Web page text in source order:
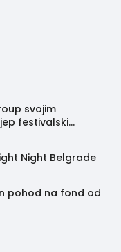
svojim
festivalski
Night Belgrade
pohod na fond od